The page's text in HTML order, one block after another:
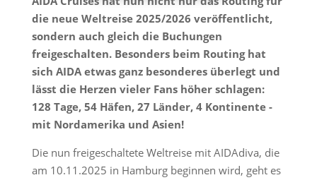
die neue Weltreise 2025/2026 veröffentlicht,
sondern auch gleich die Buchungen
freigeschalten. Besonders beim Routing hat
sich AIDA etwas ganz besonderes überlegt und
lässt die Herzen vieler Fans höher schlagen:
128 Tage, 54 Häfen, 27 Länder, 4 Kontinente -
mit Nordamerika und Asien!
Die nun freigeschaltete Weltreise mit AIDAdiva, die
am 10.11.2025 in Hamburg beginnen wird, geht es